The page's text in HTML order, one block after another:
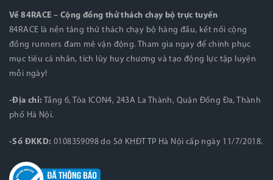
Về 84RACE – Cộng đồng thử thách chạy bộ trực tuyến
84RACE là nền tảng thử thách chạy bộ hàng đầu, kết nối cộng
đồng runners đam mê vận động. Tham gia ngay để chinh phục
mục tiêu cá nhân, tích lũy huy chương và tạo động lực tập luyện
mỗi ngày!
-Địa chỉ: Tầng 6, Tòa ICON4, 243A La Thành, Quận Đống Đa, Thành
phố Hà Nội.
-Số ĐKKD: 0108359098 do Sở KHĐT TP Hà Nội cấp ngày 11/7/2018.